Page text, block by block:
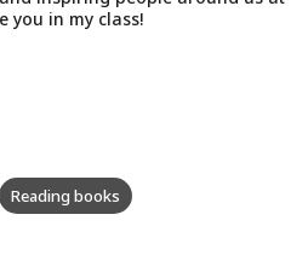
you in my class!
Reading books